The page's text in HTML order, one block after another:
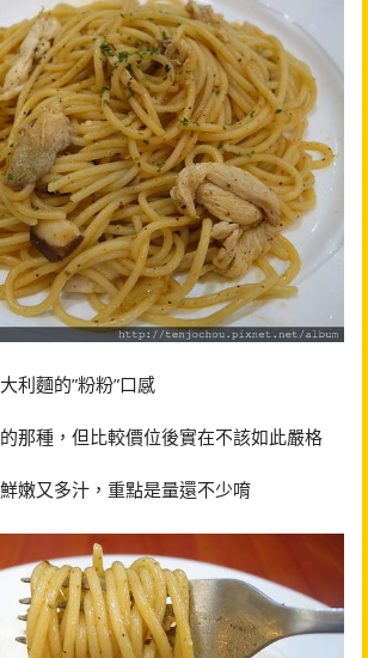
利麵的”粉粉”口感
那種，但比較價位後實在不該如此嚴格
嫩又多汁，重點是量還不少唷